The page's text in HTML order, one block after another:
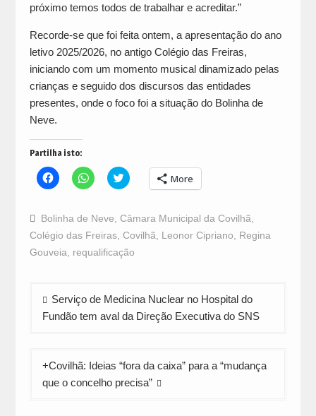
próximo temos todos de trabalhar e acreditar.”
Recorde-se que foi feita ontem, a apresentação do ano
letivo 2025/2026, no antigo Colégio das Freiras,
iniciando com um momento musical dinamizado pelas
crianças e seguido dos discursos das entidades
presentes, onde o foco foi a situação do Bolinha de
Neve.
Partilha isto:
Click
to
Facebook
(Opens
in
new
window)
Click
to
WhatsApp
(Opens
in
new
window)
Click
to
Twitter
(Opens
in
new
window)
More
Bolinha de Neve Câmara Municipal da Covilhã
Colégio das Freiras, Covilhã Leonor Cipriano
Regina
Gouveia
requalificação
Navegação
de
Serviço de Medicina Nuclear no Hospital do
Fundão tem aval da Direção Executiva do SNS
+Covilhã: Ideias “fora da caixa” para a “mudança
que o concelho precisa”